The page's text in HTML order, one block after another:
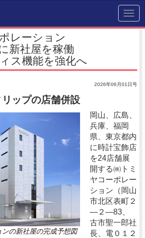
レーション
新社屋を稼働
ス機能を強化へ
2026年06月01日号
ップの店舗併設
ンの新社屋の完成予想図
岡山、広島、
兵庫、福岡
県、東京都内
に時計宝飾店
を24店舗展
開する㈱トミ
ヤコーポレー
ション（岡山
市北区表町２
―２―83、
古市聖一郎社
長、電０１２